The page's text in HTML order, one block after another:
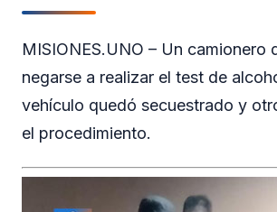
MISIONES.UNO – Un
negarse a realizar el test de
vehículo quedó secuestrado y
el procedimiento.